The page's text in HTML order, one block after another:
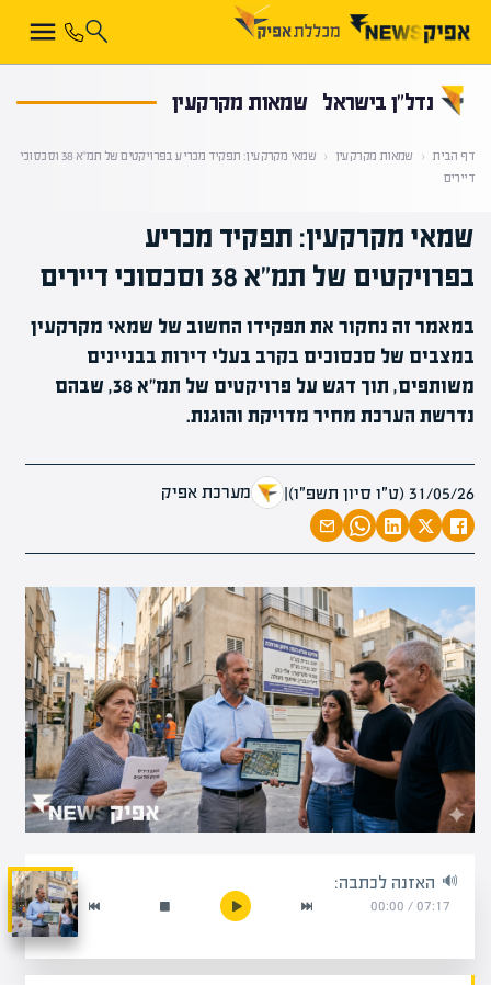
נדל”ן בישראל שמאות מקרקעין
דף הבית ‹ שמאות מקרקעין ‹
שמאי מקרקעין: תפקיד מכריע בפרויקטים של תמ"א 38 וסכסוכי
דיירים
שמאי מקרקעין: תפקיד מכריע
בפרויקטים של תמ"א 38 וסכסוכי דיירים
במאמר זה נחקור את תפקידו החשוב של שמאי מקרקעין
במצבים של סכסוכים בקרב בעלי דירות בבניינים
משותפים, תוך דגש על פרויקטים של תמ"א 38, שבהם
נדרשת הערכת מחיר מדויקת והוגנת.
31/05/26 (ט״ו סיון תשפ״ו) | מערכת אפיק
האזנה לכתבה:
07:17
/
00:00